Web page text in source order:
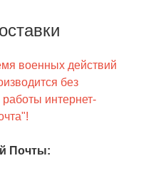
военных действий
без
интернет-
Почты: